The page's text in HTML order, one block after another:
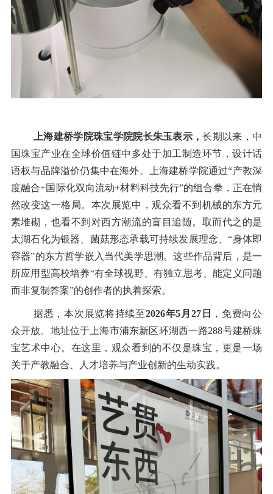
上海建桥学院珠宝学院院长朱玉表示，长期以来，中
国珠宝产业在全球价值链中多处于加工制造环节，设计话
语权与品牌溢价仍集中在海外。上海建桥学院通过“产教深
度融合+国际化双向流动+材料科技先行”的组合拳，正在悄
然改变这一格局。本次展览中，观众看不到机械的东方元
素堆砌，也看不到对西方潮流的盲目追随。取而代之的是
太湖石化为银器、菌菇形态承载可持续发展理念、“身体即
容器”的东方哲学嵌入当代美学思潮。这些作品背后，是一
所应用型高校培养“有全球视野、有独立思考、能定义问题
而非复制答案”的创作者的执着探索。
据悉，本次展览将持续至2026年5 月 27日
，免费向公
众开放。地址位于上海市浦东新区环湖西一路288号建桥珠
宝艺术中心。在这里，观众看到的不仅是珠宝，更是一场
关于产教融合、人才培养与产业创新的生动实践。